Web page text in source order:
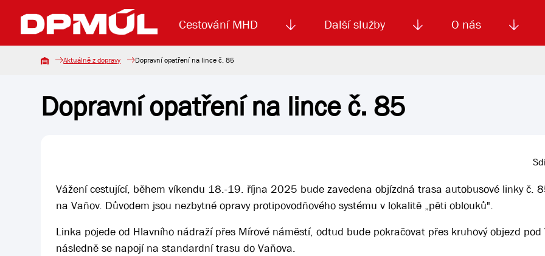
Cestování MHD
Uzavření mostu Dr. E. Beneše Koupit jízdenku Jízdné MHD
Další služby
Lanová dráha Reklama Smluvní doprava
O nás
Základní údaje Aktuality Výběrová řízení
Aktuálně z dopravy Dopravní opatření na lince č. 85
Dopravní opatření na lince č. 85
Vážení cestující, během víkendu 18.-19. října 2025 bude zavedena objízdná trasa autobusové linky č.
na Vaňov. Důvodem jsou nezbytné opravy protipovodňového systému v lokalitě „pěti oblouků".
Linka pojede od Hlavního nádraží přes Mírové náměstí, odtud bude pokračovat přes kruhový objezd pod
následně se napojí na standardní trasu do Vaňova.